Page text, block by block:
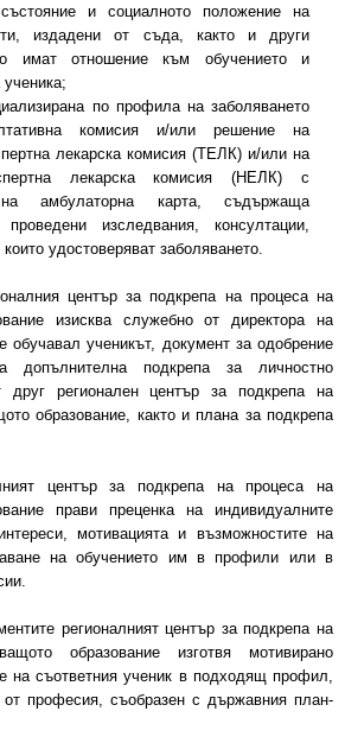
състояние и социалното положение на
издадени от съда, както и други
имат отношение към обучението и
ученика;
по профила на заболяването
комисия и/или решение на
лекарска комисия (ТЕЛК) и/или на
лекарска комисия (НЕЛК) с
амбулаторна карта, съдържаща
изследвания, консултации,
удостоверяват заболяването.
център за подкрепа на процеса на
изисква служебно от директора на
обучавал ученикът, документ за одобрение
допълнителна подкрепа за личностно
друг регионален център за подкрепа на
образование, както и плана за подкрепа
център за подкрепа на процеса на
прави преценка на индивидуалните
мотивацията и възможностите на
на обучението им в профили или в
регионалният център за подкрепа на
образование изготвя мотивирано
на съответния ученик в подходящ профил,
от професия, съобразен с държавния план-